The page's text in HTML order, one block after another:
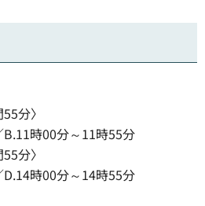
分〉
時00分～11時55分
分〉
時00分～14時55分